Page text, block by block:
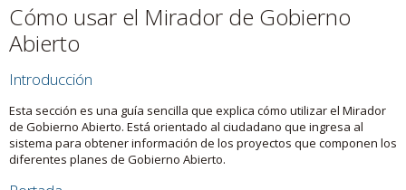
Cómo usar el Mirador de Gobierno
Abierto
Introducción
Esta sección es una guía sencilla que explica cómo utilizar el Mirador
de Gobierno Abierto. Está orientado al ciudadano que ingresa al
sistema para obtener información de los proyectos que componen los
diferentes planes de Gobierno Abierto.